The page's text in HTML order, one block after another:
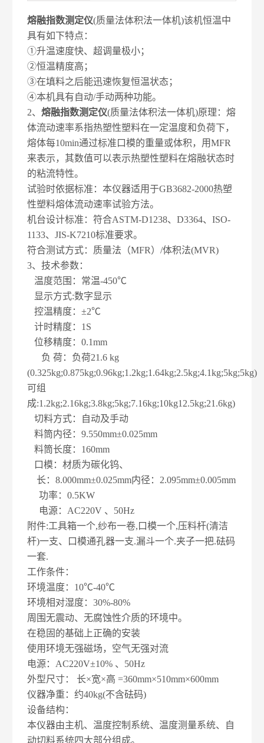
熔融指数测定仪(质量法体积法一体机)该机恒温中
具有如下特点：
①升温速度快、超调量极小；
②恒温精度高；
③在填料之后能迅速恢复恒温状态；
④本机具有自动/手动两种功能。
2、熔融指数测定仪(质量法体积法一体机)原理：熔
体流动速率系指热塑性塑料在一定温度和负荷下，
熔体每10min通过标准口模的重量或体积，用MFR
来表示，其数值可以表示热塑性塑料在熔融状态时
的粘流特性。
试验时依据标准：本仪器适用于GB3682-2000热塑
性塑料熔体流动速率试验方法。
机台设计标准：符合ASTM-D1238、D3364、ISO-
1133、JIS-K7210标准要求。
符合测试方式：质量法（MFR）/体积法(MVR)
3、技术参数：
温度范围：常温-450℃
显示方式:数字显示
控温精度：±2℃
计时精度：1S
位移精度：0.1mm
负 荷：负荷21.6 kg
(0.325kg;0.875kg;0.96kg;1.2kg;1.64kg;2.5kg;4.1kg;5kg;5kg)
可组
成:1.2kg;2.16kg;3.8kg;5kg;7.16kg;10kg12.5kg;21.6kg)
切料方式：自动及手动
料筒内径：9.550mm±0.025mm
料筒长度：160mm
口模：材质为碳化钨、
长：8.000mm±0.025mm内径：2.095mm±0.005mm
功率：0.5KW
电源：AC220V 、50Hz
附件:工具箱一个,纱布一卷,口模一个,压料杆(清洁
杆)一支、口模通孔器一支.漏斗一个.夹子一把.砝码
一套.
工作条件：
环境温度：10℃-40℃
环境相对湿度：30%-80%
周围无震动、无腐蚀性介质的环境中。
在稳固的基础上正确的安装
使用环境无强磁场，空气无强对流
电源：AC220V±10% 、50Hz
外型尺寸： 长×宽×高 =360mm×510mm×600mm
仪器净重：约40kg(不含砝码)
设备结构：
本仪器由主机、温度控制系统、温度测量系统、自
动切料系统四大部分组成。